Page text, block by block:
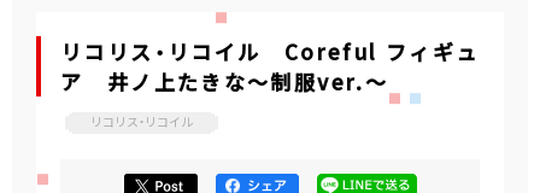
リコリス・リコイル Coreful フィギュ
ア 井ノ上たきな～制服ver.～
リコリス・リコイル